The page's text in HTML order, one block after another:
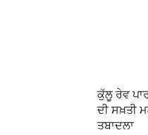
ਕੁੱਲੂ ਰੇਵ
ਦੀ ਸਖ਼ਤੀ
ਤਬਾਦਲਾ